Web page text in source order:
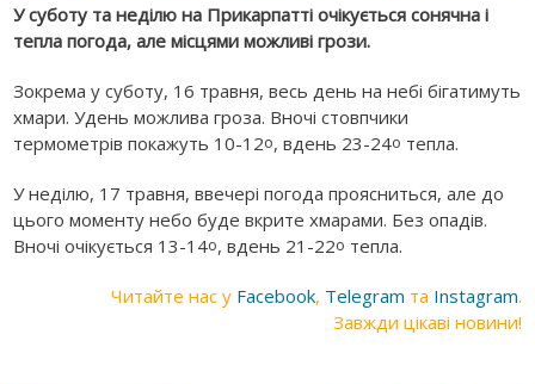
У суботу та неділю на Прикарпатті очікується сонячна і
тепла погода, але місцями можливі грози.
Зокрема у суботу, 16 травня, весь день на небі бігатимуть
хмари. Удень можлива гроза. Вночі стовпчики
термометрів покажуть 10-12о, вдень 23-24о тепла.
У неділю, 17 травня, ввечері погода проясниться, але до
цього моменту небо буде вкрите хмарами. Без опадів.
Вночі очікується 13-14о, вдень 21-22о тепла.
Читайте нас у Facebook, Telegram та Instagram.
Завжди цікаві новини!